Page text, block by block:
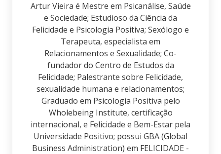
Artur Vieira é Mestre em Psicanálise, Saúde
e Sociedade; Estudioso da Ciência da
Felicidade e Psicologia Positiva; Sexólogo e
Terapeuta, especialista em
Relacionamentos e Sexualidade; Co-
fundador do Centro de Estudos da
Felicidade; Palestrante sobre Felicidade,
sexualidade humana e relacionamentos;
Graduado em Psicologia Positiva pelo
Wholebeing Institute, certificação
internacional, e Felicidade e Bem-Estar pela
Universidade Positivo; possui GBA (Global
Business Administration) em FELICIDADE -